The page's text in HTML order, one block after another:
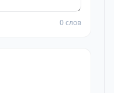
0 слов